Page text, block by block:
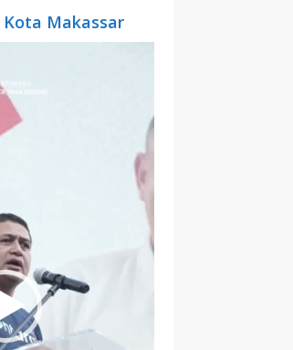
Makassar